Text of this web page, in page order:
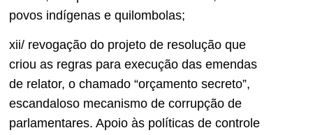
povos indígenas e quilombolas;
xii/ revogação do projeto de resolução que
criou as regras para execução das emendas
de relator, o chamado “orçamento secreto”,
escandaloso mecanismo de corrupção de
parlamentares. Apoio às políticas de controle